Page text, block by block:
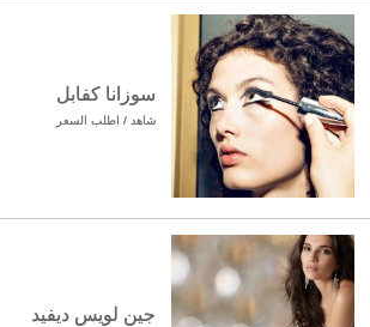
سوزانا كفابل
شاهد / اطلب السعر
جين لويس ديفيد